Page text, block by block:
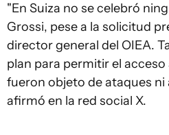
"En Suiza no se celebró
Grossi, pese a la solicitud
director general del OIEA.
plan para permitir el
fueron objeto de ataques ni
afirmó en la red social X.